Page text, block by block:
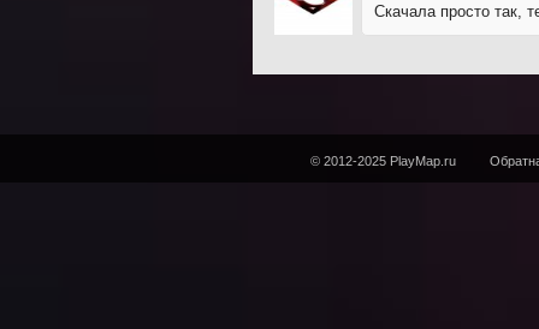
Скачала просто так,
© 2012-2025 PlayMap.ru